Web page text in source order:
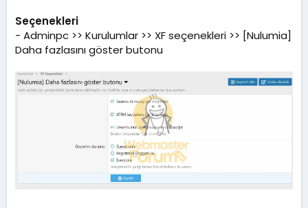
Seçenekleri
- Adminpc >> Kurulumlar >> XF seçenekleri >> [Nulumia]
Daha fazlasını göster butonu